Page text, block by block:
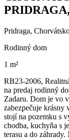
Pridraga,
Rodinný dom
1 m²
RB23-2006,
na predaj rodinný
Zadaru. Dom je vo
zabezpečuje
stojí na pozemku s
chodba, kuchyňa s
terasu a do